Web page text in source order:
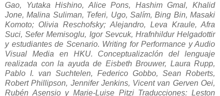
Gao, Yutaka Hishino, Alice Pons, Hashim Gmal, Khalid
Jone, Malina Suliman, Teferi, Ugo, Salím, Bing Bin, Masaki
Komoto; Olivia Reschofsky; Alejandro, Leva Kraule, Afra
Suci, Sefer Memisoglu, Igor Sevcuk, Hrafnhildur Helgadottir
y estudiantes de Scenario. Writing for Performance y Audio
Visual Media en HKU. Conceptualizaclón del lenguaje
realizada con la ayuda de Eisbeth Brouwer, Laura Rupp,
Pablo I. van Suchtelen, Federico Gobbo, Sean Roberts,
Robert Phillipson, Jennifer Jenkins, Vicent van Gerven Oei,
Rubén Asensio y Marie-Luise Pitzi Traducciones: Leston